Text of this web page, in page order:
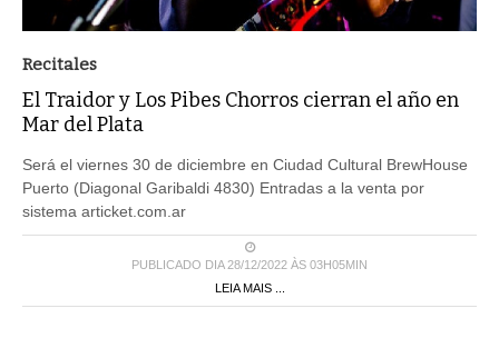
El Traidor y Los Pibes Chorros cierran el año en
Mar del Plata
Puerto (Diagonal Garibaldi 4830) Entradas a la venta por
sistema articket.com.ar
PUBLICADO DIA 28/12/2022 ÀS 03H05MIN
LEIA MAIS ...